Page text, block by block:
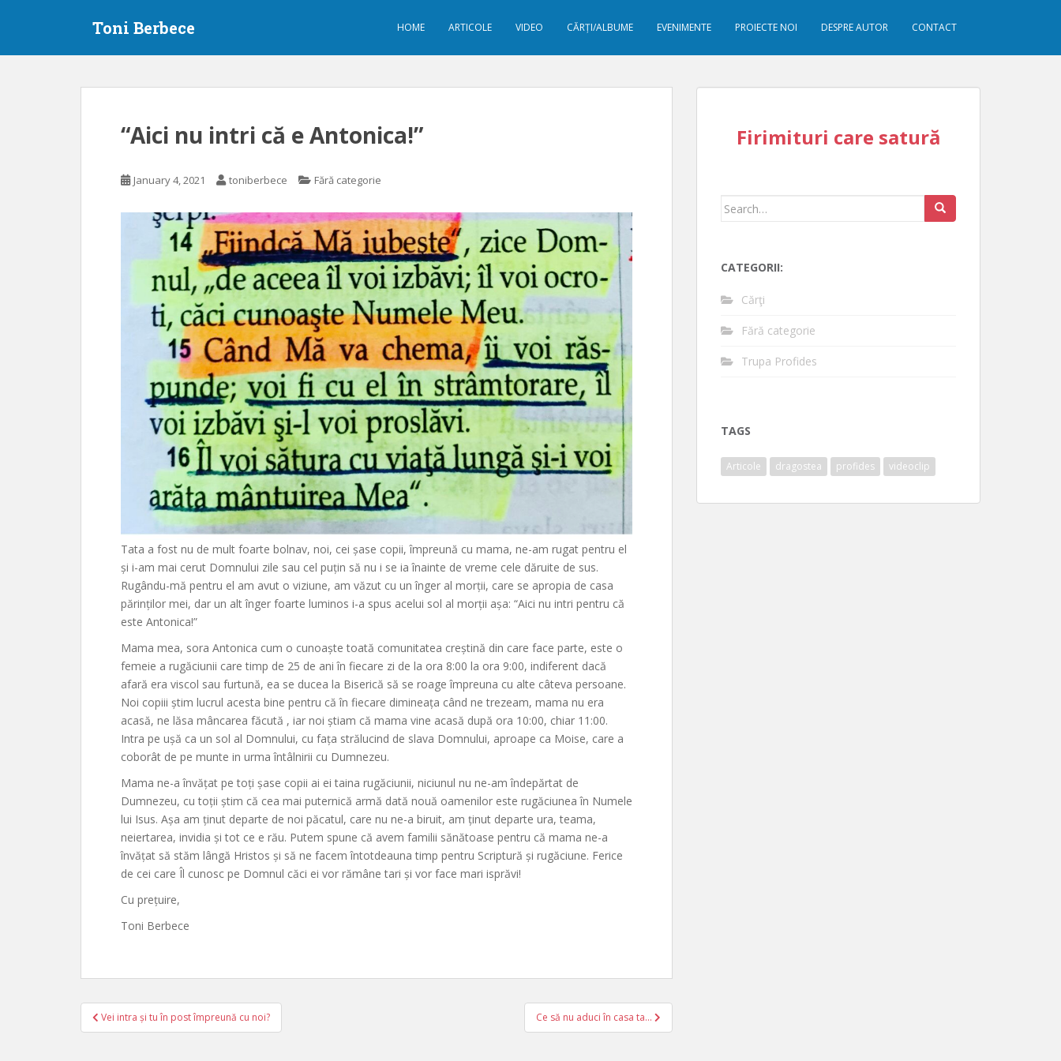
Toni Berbece HOME ARTICOLE VIDEO CĂRȚI/ALBUME EVENIMENTE PROIECTE NOI DESPRE AUTOR CONTACT
“Aici nu intri că e Antonica!”
January 4, 2021 toniberbece Fără categorie
Tata a fost nu de mult foarte bolnav, noi, cei șase copii, împreună cu mama, ne-am rugat pentru el
și i-am mai cerut Domnului zile sau cel puțin să nu i se ia înainte de vreme cele dăruite de sus.
Rugându-mă pentru el am avut o viziune, am văzut cu un înger al morții, care se apropia de casa
părinților mei, dar un alt înger foarte luminos i-a spus acelui sol al morții așa: “Aici nu intri pentru că
este Antonica!”
Mama mea, sora Antonica cum o cunoaște toată comunitatea creștină din care face parte, este o
femeie a rugăciunii care timp de 25 de ani în fiecare zi de la ora 8:00 la ora 9:00, indiferent dacă
afară era viscol sau furtună, ea se ducea la Biserică să se roage împreuna cu alte câteva persoane.
Noi copiii știm lucrul acesta bine pentru că în fiecare dimineața când ne trezeam, mama nu era
acasă, ne lăsa mâncarea făcută , iar noi știam că mama vine acasă după ora 10:00, chiar 11:00.
Intra pe ușă ca un sol al Domnului, cu fața strălucind de slava Domnului, aproape ca Moise, care a
coborât de pe munte in urma întâlnirii cu Dumnezeu.
Mama ne-a învățat pe toți șase copii ai ei taina rugăciunii, niciunul nu ne-am îndepărtat de
Dumnezeu, cu toții știm că cea mai puternică armă dată nouă oamenilor este rugăciunea în Numele
lui Isus. Așa am ținut departe de noi păcatul, care nu ne-a biruit, am ținut departe ura, teama,
neiertarea, invidia și tot ce e rău. Putem spune că avem familii sănătoase pentru că mama ne-a
învățat să stăm lângă Hristos și să ne facem întotdeauna timp pentru Scriptură și rugăciune. Ferice
de cei care Îl cunosc pe Domnul căci ei vor rămâne tari și vor face mari isprăvi!
Cu prețuire,
Toni Berbece
Post
navigation
Vei intra și tu în post împreună cu noi? Ce să nu aduci în casa ta…
Firimituri care satură
Search
CATEGORII:
Cărţi
Fără categorie
Trupa Profides
TAGS
Articole dragostea profides videoclip